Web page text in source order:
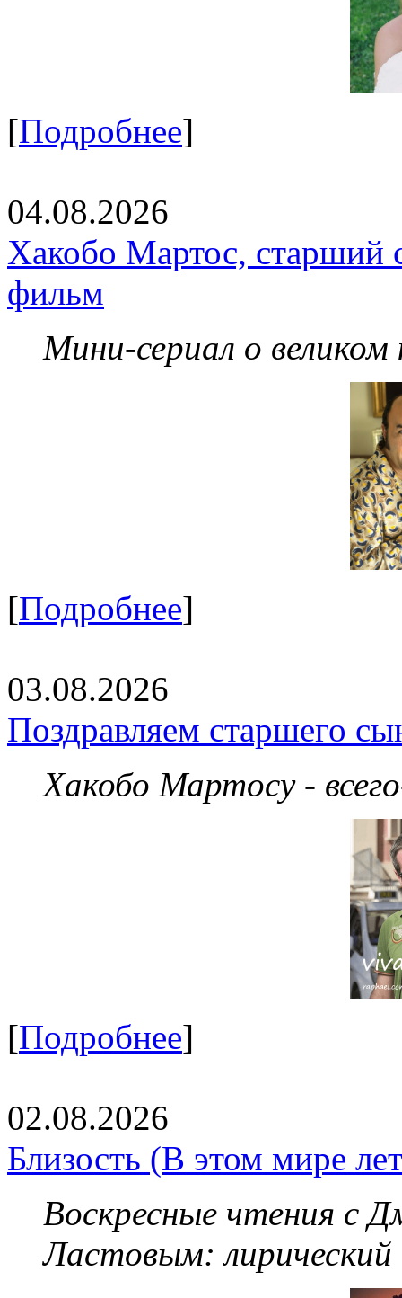
[Подробнее]
04.08.2026
Хакобо Мартос, старший
фильм
Мини-сериал о великом
[Подробнее]
03.08.2026
Поздравляем старшего
Хакобо Мартосу -
[Подробнее]
02.08.2026
Близость (В этом мире
Воскресные чтения с
Ластовым: